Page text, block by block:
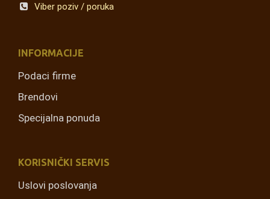
Viber poziv / poruka
INFORMACIJE
Podaci firme
Brendovi
Specijalna ponuda
KORISNIČKI SERVIS
Uslovi poslovanja